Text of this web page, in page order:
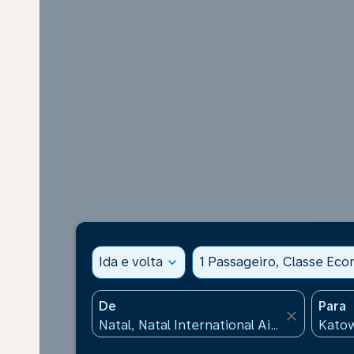
Ida e volta expand_more 1 Passageiro, Classe
De
close
Para